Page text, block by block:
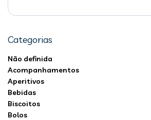
Categorias
Não definida
Acompanhamentos
Aperitivos
Bebidas
Biscoitos
Bolos